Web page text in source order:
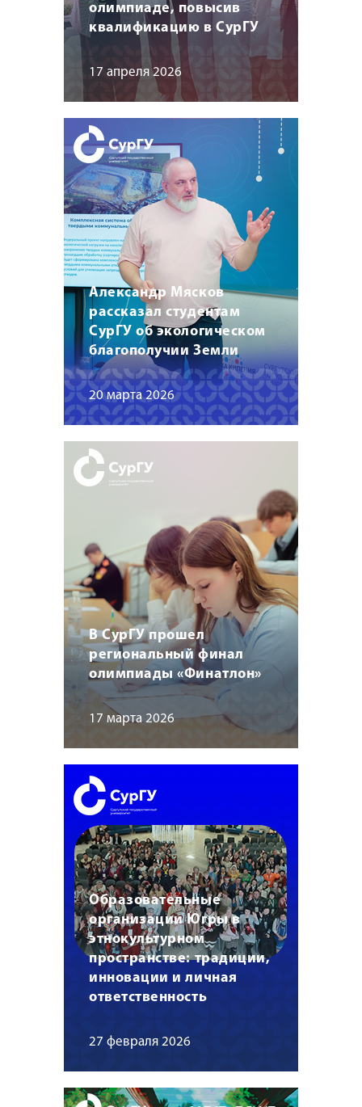
олимпиаде, повысив
квалификацию в СурГУ
17 апреля 2026
Александр Мясков
рассказал студентам
СурГУ об экологическом
благополучии Земли
20 марта 2026
В СурГУ прошел
региональный финал
олимпиады «Финатлон»
17 марта 2026
Образовательные
организации Югры в
этнокультурном
пространстве: традиции,
инновации и личная
ответственность
27 февраля 2026